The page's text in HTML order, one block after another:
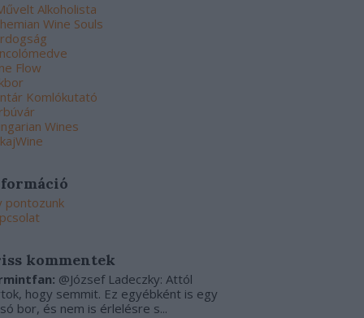
Alkoholista
Wine Souls
Flow
Komlókutató
Wines
pontozunk
kommentek
@József Ladeczky: Attól
hogy semmit. Ez egyébként is egy
bor, és nem is érlelésre s...